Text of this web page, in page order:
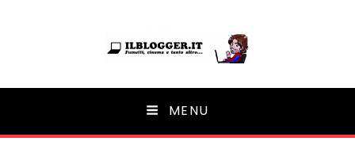
Ilblogger.it
Il portalino di blog | MENU